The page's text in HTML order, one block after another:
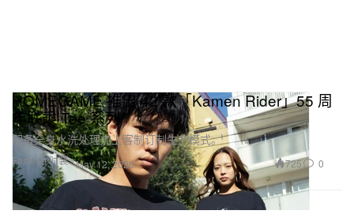
Fashion 时装
HOMEGAME 推出 42 款「Kamen Rider」55 周
年联乘 Tee 系列
配备全身水洗处理加上客制订制生产模式。
May 12, 2026 725 0